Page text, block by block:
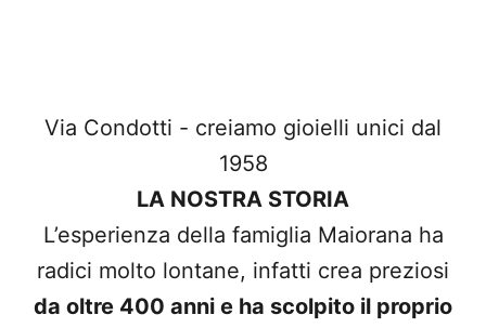
Via Condotti - creiamo gioielli unici dal
1958
LA NOSTRA STORIA
L’esperienza della famiglia Maiorana ha
radici molto lontane, infatti crea preziosi
da oltre 400 anni e ha scolpito il proprio